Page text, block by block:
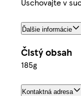
Ďalšie informácie
Čistý obsah
185g
Kontaktná adresa